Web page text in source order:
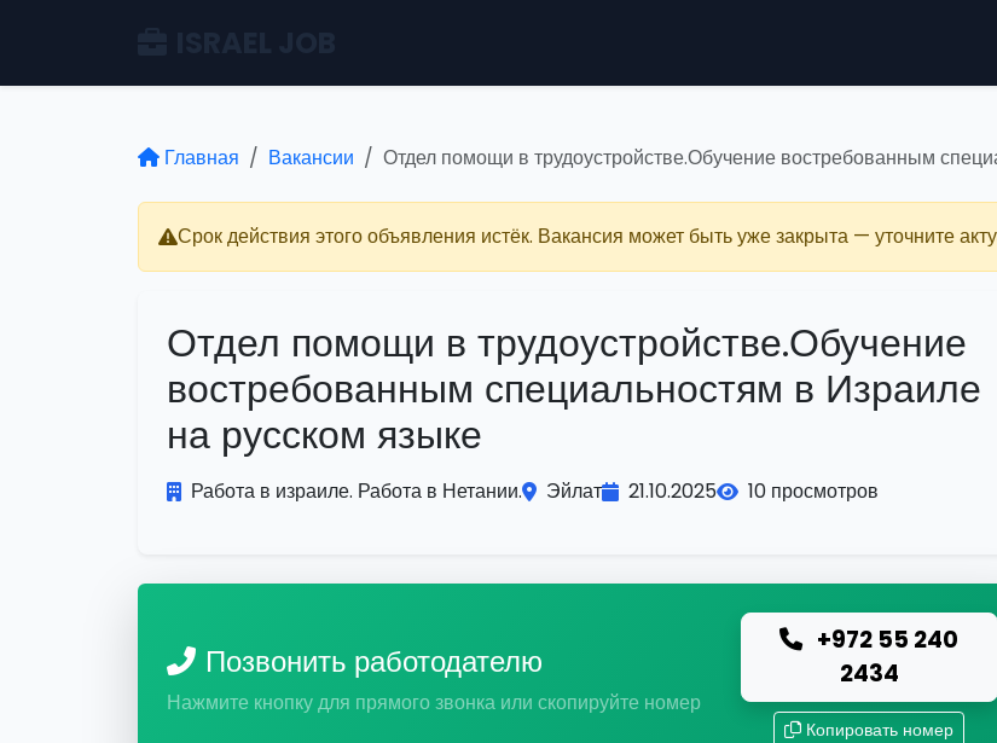
Главная Вакансии Отдел помощи в трудоустройстве.Обучение востребованным
Срок действия этого объявления истёк. Вакансия может быть уже закрыта — уточните
Отдел помощи в трудоустройстве.Обучение
востребованным специальностям в Израиле
на русском языке
Работа в израиле. Работа в Нетании. Эйлат 21.10.2025 10 просмотров
Позвонить работодателю
Нажмите кнопку для прямого звонка или скопируйте номер
+972 55 240
2434
Копировать номер